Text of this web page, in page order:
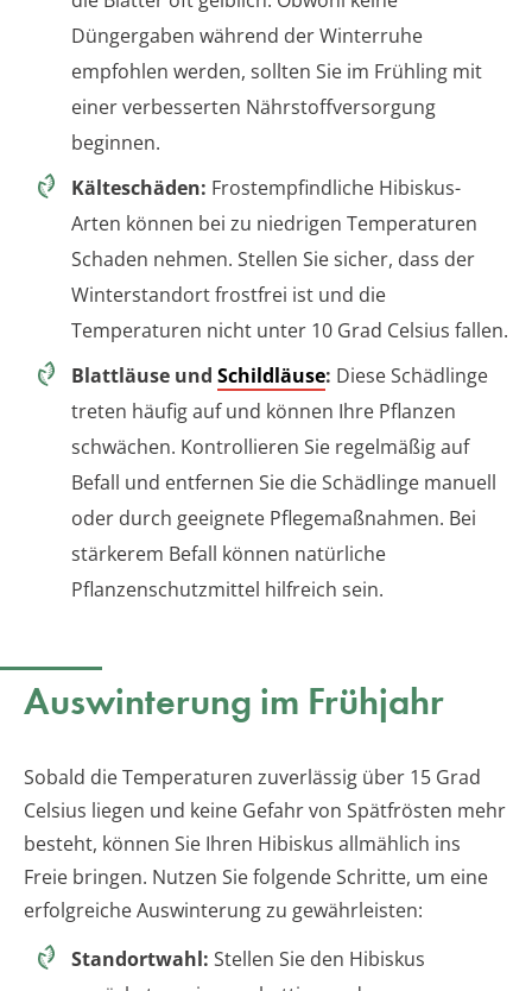
Düngergaben während der Winterruhe
empfohlen werden, sollten Sie im Frühling mit
einer verbesserten Nährstoffversorgung
beginnen.
Kälteschäden: Frostempfindliche Hibiskus-
Arten können bei zu niedrigen Temperaturen
Schaden nehmen. Stellen Sie sicher, dass der
Winterstandort frostfrei ist und die
Temperaturen nicht unter 10 Grad Celsius fallen.
Blattläuse und Schildläuse: Diese Schädlinge
treten häufig auf und können Ihre Pflanzen
schwächen. Kontrollieren Sie regelmäßig auf
Befall und entfernen Sie die Schädlinge manuell
oder durch geeignete Pflegemaßnahmen. Bei
stärkerem Befall können natürliche
Pflanzenschutzmittel hilfreich sein.
Auswinterung im Frühjahr
Sobald die Temperaturen zuverlässig über 15 Grad
Celsius liegen und keine Gefahr von Spätfrösten mehr
besteht, können Sie Ihren Hibiskus allmählich ins
Freie bringen. Nutzen Sie folgende Schritte, um eine
erfolgreiche Auswinterung zu gewährleisten:
Standortwahl: Stellen Sie den Hibiskus